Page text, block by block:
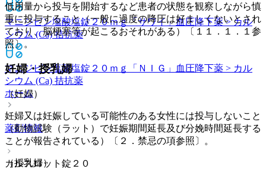
マニジピン塩酸塩錠２０ｍｇ「サワイ」血圧降下薬 > カル
シウム (Ca) 拮抗薬
マニジピン塩酸塩錠２０ｍｇ「ＮＩＧ」
血圧降下薬 > カル
シウム (Ca) 拮抗薬
ホーム
薬剤情報
カルスロット錠２０
低用量から投与を開始するなど患者の状態を観察しながら慎
重に投与すること（一般に過度の降圧は好ましくないとされ
ており、脳梗塞等が起こるおそれがある）〔１１．１．１参
照〕。
妊婦・授乳婦
（妊婦）
妊婦又は妊娠している可能性のある女性には投与しないこと
（動物試験（ラット）で妊娠期間延長及び分娩時間延長する
ことが報告されている）〔２．禁忌の項参照〕。
（授乳婦）